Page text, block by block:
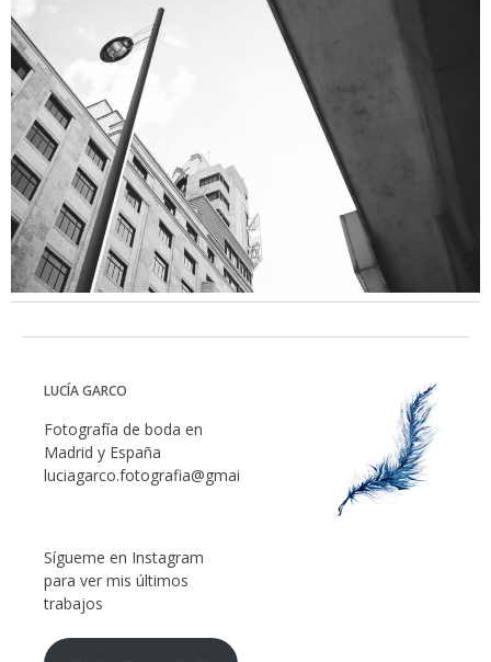
LUCÍA GARCO
Fotografía de boda en
Madrid y España
luciagarco.fotografia@gmail.com
Sígueme en Instagram
para ver mis últimos
trabajos